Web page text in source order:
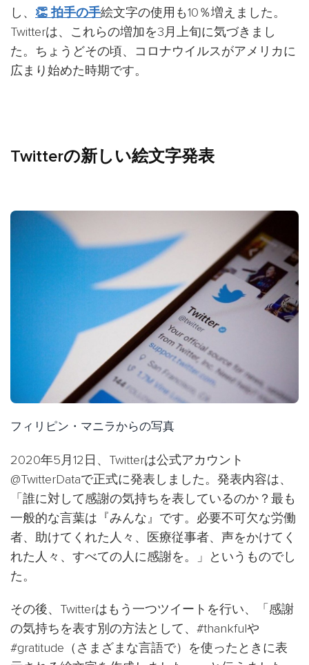
し、 👏 拍手の手絵文字の使用も10％増えました。
Twitterは、これらの増加を3月上旬に気づきまし
た。ちょうどその頃、コロナウイルスがアメリカに
広まり始めた時期です。
Twitterの新しい絵文字発表
フィリピン・マニラからの写真
2020年5月12日、Twitterは公式アカウント
@TwitterDataで正式に発表しました。発表内容は、
「誰に対して感謝の気持ちを表しているのか？最も
一般的な言葉は『みんな』です。必要不可欠な労働
者、助けてくれた人々、医療従事者、声をかけてく
れた人々、すべての人に感謝を。」というものでし
た。
その後、Twitterはもう一つツイートを行い、「感謝
の気持ちを表す別の方法として、#thankfulや
#gratitude（さまざまな言語で）を使ったときに表